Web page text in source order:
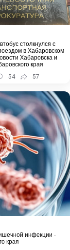
столкнулся с
в Хабаровском
Хабаровска и
края
54 57
инфекции -
края